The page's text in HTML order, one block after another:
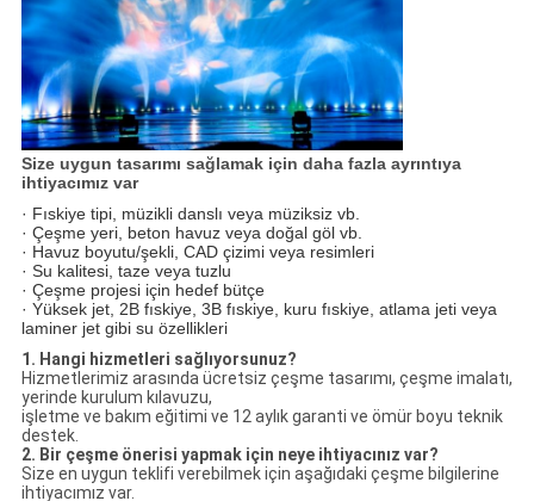
Size uygun tasarımı sağlamak için daha fazla ayrıntıya
ihtiyacımız var
· Fıskiye tipi, müzikli danslı veya müziksiz vb.
· Çeşme yeri, beton havuz veya doğal göl vb.
· Havuz boyutu/şekli, CAD çizimi veya resimleri
· Su kalitesi, taze veya tuzlu
· Çeşme projesi için hedef bütçe
· Yüksek jet, 2B fıskiye, 3B fıskiye, kuru fıskiye, atlama jeti veya
laminer jet gibi su özellikleri
1. Hangi hizmetleri sağlıyorsunuz?
Hizmetlerimiz arasında ücretsiz çeşme tasarımı, çeşme imalatı,
yerinde kurulum kılavuzu,
işletme ve bakım eğitimi ve 12 aylık garanti ve ömür boyu teknik
destek.
2. Bir çeşme önerisi yapmak için neye ihtiyacınız var?
Size en uygun teklifi verebilmek için aşağıdaki çeşme bilgilerine
ihtiyacımız var.